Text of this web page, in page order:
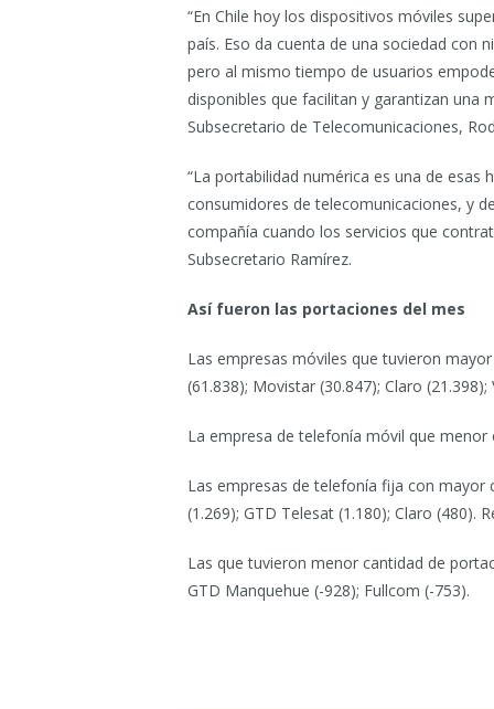
“En Chile hoy los dispositivos móviles
país. Eso da cuenta de una sociedad con
pero al mismo tiempo de usuarios
disponibles que facilitan y garantizan una
Subsecretario de Telecomunicaciones,
“La portabilidad numérica es una de
consumidores de telecomunicaciones, y
compañía cuando los servicios que
Subsecretario Ramírez.
Así fueron las portaciones del mes
Las empresas móviles que tuvieron
(61.838); Movistar (30.847); Claro
La empresa de telefonía móvil que
Las empresas de telefonía fija con mayor
(1.269); GTD Telesat (1.180); Claro (480).
Las que tuvieron menor cantidad de
GTD Manquehue (-928); Fullcom (-753).